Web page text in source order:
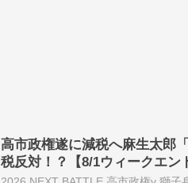
高市政権遂に減税へ麻生太郎
税反対！？【8/1ウィークエン